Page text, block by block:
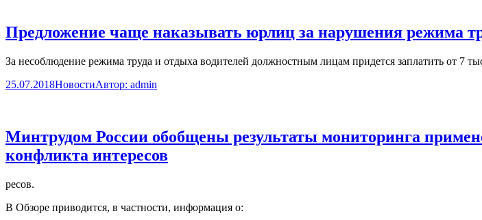
Предложение чаще наказывать юрлиц за нарушения режима
За несоблюдение режима труда и отдыха водителей должностным лицам придется заплатить от 7
25.07.2018НовостиАвтор: admin
Минтрудом России обобщены результаты мониторинга
конфликта интересов
ресов.
В Обзоре приводится, в частности, информация о: